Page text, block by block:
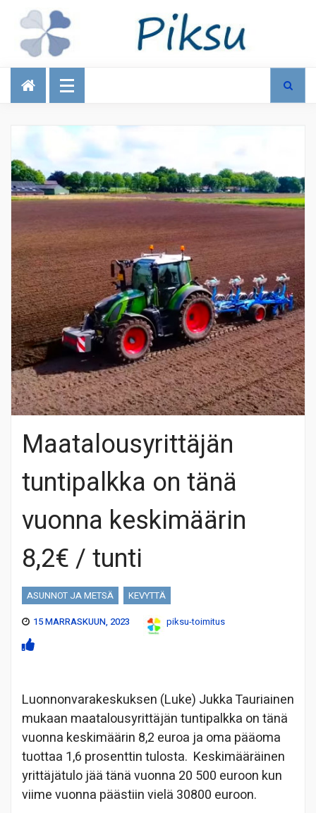
Talous
Maatalousyrittäjän
tuntipalkka on tänä
vuonna keskimäärin
8,2€ / tunti
ASUNNOT JA METSÄ
KEVYTTÄ
15 MARRASKUUN, 2023
piksu-toimitus
Luonnonvarakeskuksen (Luke) Jukka Tauriainen
mukaan maatalousyrittäjän tuntipalkka on tänä
vuonna keskimäärin 8,2 euroa ja oma pääoma
tuottaa 1,6 prosenttin tulosta. Keskimääräinen
yrittäjätulo jää tänä vuonna 20 500 euroon kun
viime vuonna päästiin vielä 30800 euroon.